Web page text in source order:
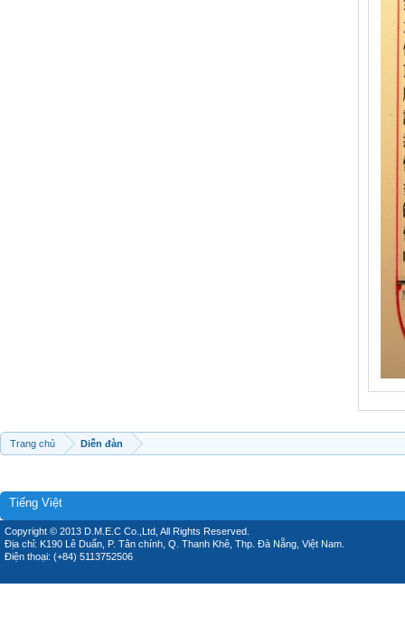
Trang chủ Diễn đàn
Tiếng Việt
Copyright © 2013 D.M.E.C Co.,Ltd, All Rights Reserved.
Địa chỉ: K190 Lê Duẩn, P. Tân chính, Q. Thanh Khê, Thp. Đà Nẵng, Việt Nam.
Điện thoại: (+84) 5113752506